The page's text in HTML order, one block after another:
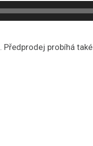
. Předprodej probíhá